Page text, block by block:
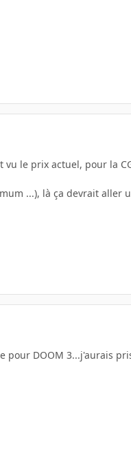
le prix actuel, pour la
...), là ça devrait aller
DOOM 3...j'aurais